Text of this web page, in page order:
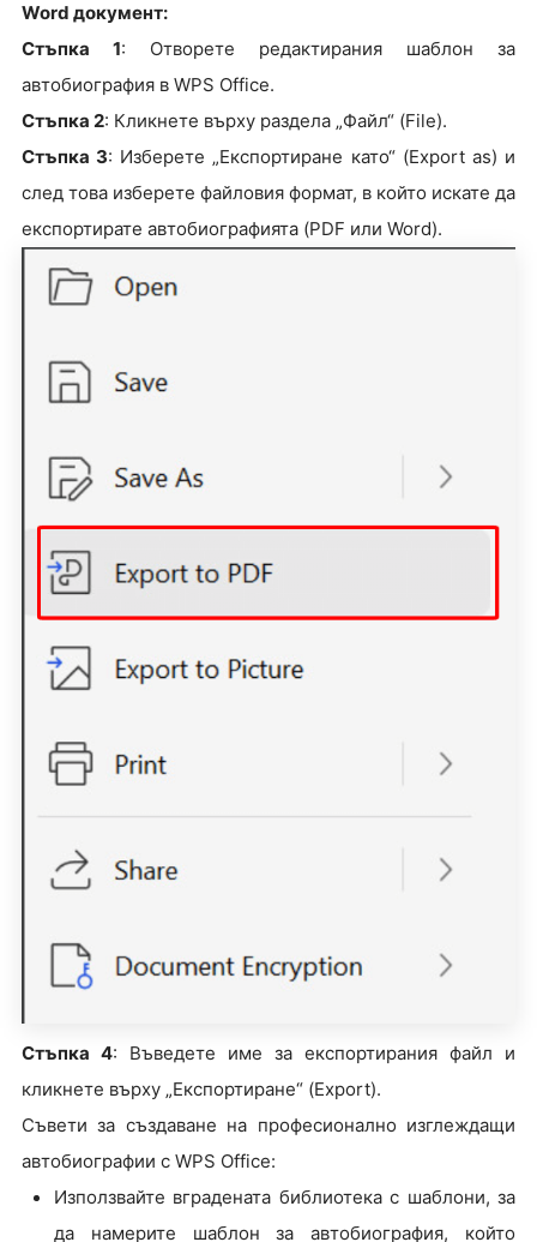
Word документ:
Стъпка 1: Отворете редактирания шаблон за
автобиография в WPS Office.
Стъпка 2: Кликнете върху раздела „Файл“ (File).
Стъпка 3: Изберете „Експортиране като“ (Export as) и
след това изберете файловия формат, в който искате да
експортирате автобиографията (PDF или Word).
Стъпка 4: Въведете име за експортирания файл и
кликнете върху „Експортиране“ (Export).
Съвети за създаване на професионално изглеждащи
автобиографии с WPS Office:
Използвайте вградената библиотека с шаблони, за
да намерите шаблон за автобиография, който